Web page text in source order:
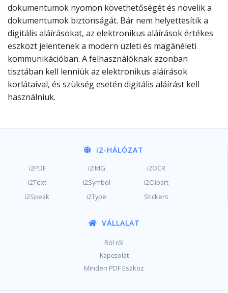
dokumentumok nyomon követhetőségét és növelik a
dokumentumok biztonságát. Bár nem helyettesítik a
digitális aláírásokat, az elektronikus aláírások értékes
eszközt jelentenek a modern üzleti és magánéleti
kommunikációban. A felhasználóknak azonban
tisztában kell lenniük az elektronikus aláírások
korlátaival, és szükség esetén digitális aláírást kell
használniuk.
i2-HÁLÓZAT
i2PDF i2IMG
i2OCR
i2Text
i2Symbol
i2Clipart
i2Speak
i2Type Stickers
VÁLLALAT
Ról ről
Kapcsolat
Minden PDF Eszköz